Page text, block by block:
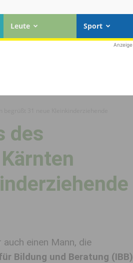
Leute Sport
Anzeige
des
auch einen Mann, die
Bildung und Beratung (IBB)